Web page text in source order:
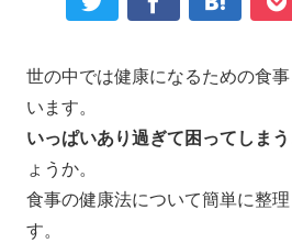
世の中では健康になるための食
います。
いっぱいあり過ぎて困ってしまう
ょうか。
食事の健康法について簡単に整
す。